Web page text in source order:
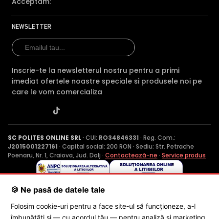
NEWSLETTER
Inscrie-te la newsletterul nostru pentru a primi
imediat ofertele noastre speciale si produsele noi pe
care le vom comercializa
SC POLITES ONLINE SRL· CUI: RO34846331 · Reg. Com.:
J2015001227161 · Capital social: 200 RON · Sediu: Str. Petrache
Poenaru, Nr. 1, Craiova, Jud. Dolj · Contactează-ne · Service produs
© 2026 SC POLITES ONLINE SRL
🍪 Ne pasă de datele tale
Folosim cookie-uri pentru a face site-ul să funcționeze, a-l
îmbunătăți și — cu acordul tău — pentru analiză și marketing.